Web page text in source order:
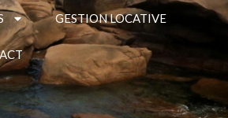
GESTION LOCATIVE